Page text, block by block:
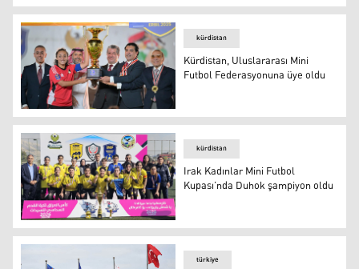
İran, 2026 Dünya Kupası'na katılmayacağını açıkladı
Kürdistan, Uluslararası Mini Futbol Federasyonuna
kürdistan
Kürdistan, Uluslararası Mini
Futbol Federasyonuna üye oldu
Irak Kadınlar Mini Futbol Kupası’nda Duhok şampiyon
kürdistan
Irak Kadınlar Mini Futbol
Kupası’nda Duhok şampiyon oldu
türkiye